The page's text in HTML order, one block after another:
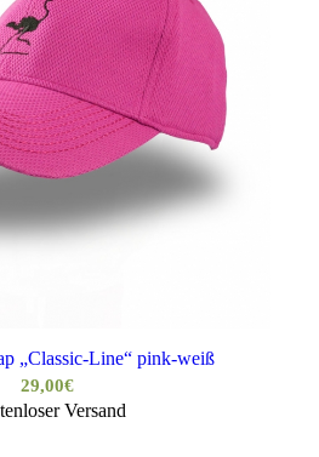
„Classic-Line“ pink-weiß
29,00€
Versand